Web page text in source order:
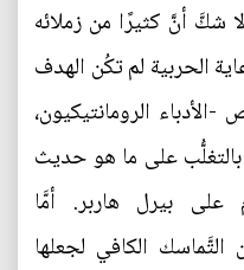
شكَّ أنَّ كثيرًا من زملائه
الحربية لم تكُن الهدف
الأدباء الرومانتيكيون،
على ما هو حديث
بيرل هاربر. أمَّا
الكافي لجعلها